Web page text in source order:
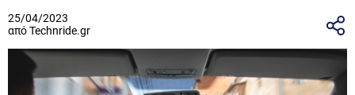
25/04/2023
από Technride.gr